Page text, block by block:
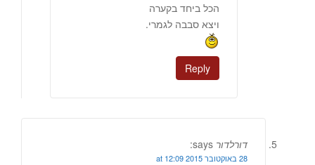
הכל ביחד בקערה
ויצא סבבה לגמרי.
Reply
דורלדור says:
28 באוקטובר 2015 at 12:09